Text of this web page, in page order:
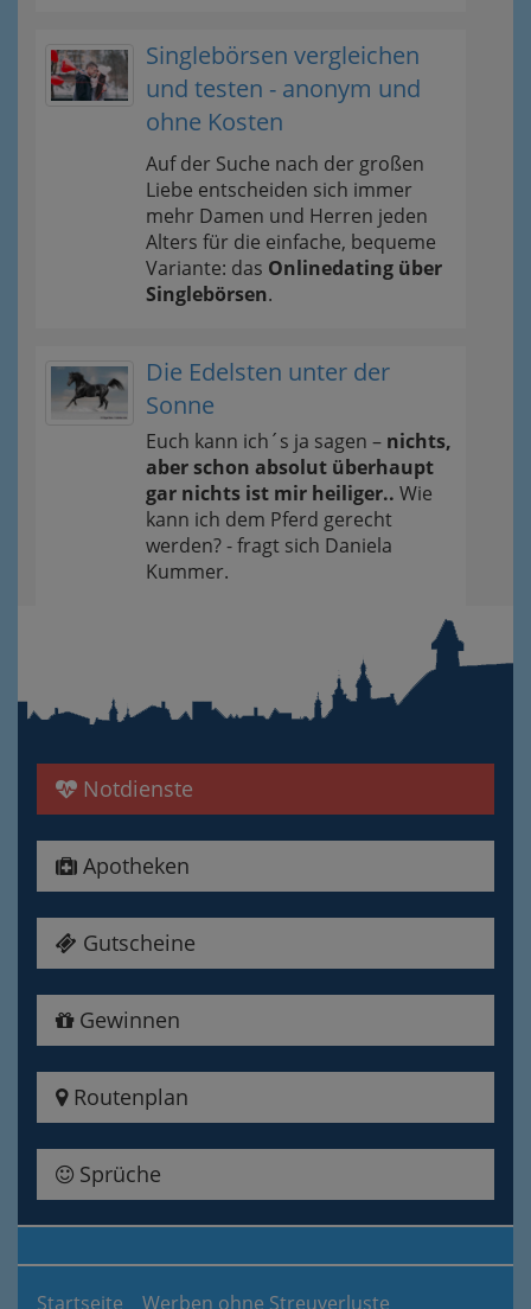
Singlebörsen vergleichen
und testen - anonym und
ohne Kosten
Auf der Suche nach der großen
Liebe entscheiden sich immer
mehr Damen und Herren jeden
Alters für die einfache, bequeme
Variante: das Onlinedating über
Singlebörsen.
Die Edelsten unter der
Sonne
Euch kann ich´s ja sagen – nichts,
aber schon absolut überhaupt
gar nichts ist mir heiliger.. Wie
kann ich dem Pferd gerecht
werden? - fragt sich Daniela
Kummer.
Notdienste
Apotheken
Gutscheine
Gewinnen
Routenplan
Sprüche
Startseite Werben ohne Streuverluste